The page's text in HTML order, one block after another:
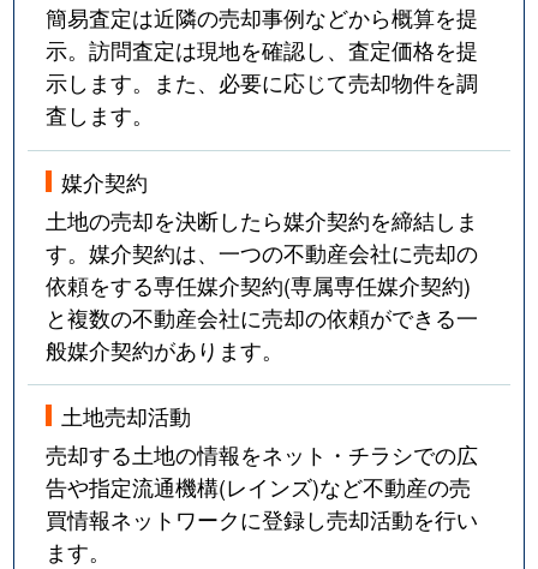
簡易査定は近隣の売却事例などから概算を提
示。訪問査定は現地を確認し、査定価格を提
示します。また、必要に応じて売却物件を調
査します。
媒介契約
土地の売却を決断したら媒介契約を締結しま
す。媒介契約は、一つの不動産会社に売却の
依頼をする専任媒介契約(専属専任媒介契約)
と複数の不動産会社に売却の依頼ができる一
般媒介契約があります。
土地売却活動
売却する土地の情報をネット・チラシでの広
告や指定流通機構(レインズ)など不動産の売
買情報ネットワークに登録し売却活動を行い
ます。